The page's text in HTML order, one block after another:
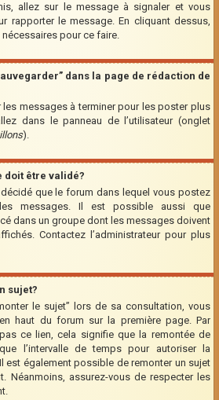
allez sur le message à signaler et vous
rapporter le message. En cliquant dessus,
pour ce faire.
dans la page de rédaction de
les messages à terminer pour les poster plus
dans le panneau de l’utilisateur (onglet
).
doit être validé?
que le forum dans lequel vous postez
messages. Il est possible aussi que
dans un groupe dont les messages doivent
Contactez l’administrateur pour plus
sujet?
le sujet” lors de sa consultation, vous
haut du forum sur la première page. Par
ce lien, cela signifie que la remontée de
l’intervalle de temps pour autoriser la
est également possible de remonter un sujet
Néanmoins, assurez-vous de respecter les